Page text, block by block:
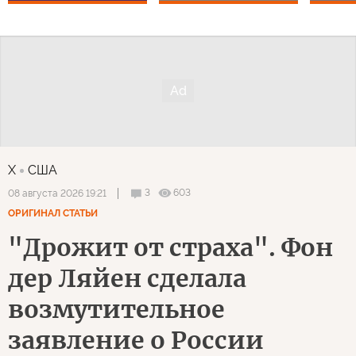
X США
08 августа 2026 19:21 3
603
ОРИГИНАЛ СТАТЬИ
"Дрожит от страха". Фон
дер Ляйен сделала
возмутительное
заявление о России